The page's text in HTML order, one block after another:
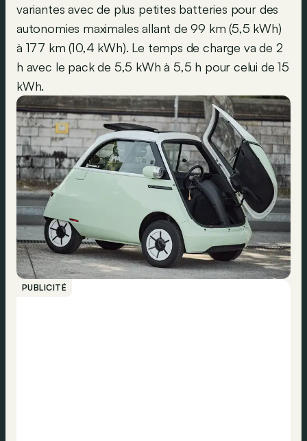
variantes avec de plus petites batteries pour des
autonomies maximales allant de 99 km (5,5 kWh)
à 177 km (10,4 kWh). Le temps de charge va de 2
h avec le pack de 5,5 kWh à 5,5 h pour celui de 15
kWh.
PUBLICITÉ